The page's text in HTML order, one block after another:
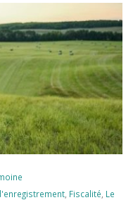
, Fiscalité Le